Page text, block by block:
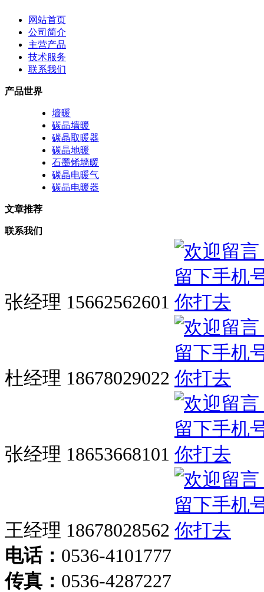
网站首页
公司简介
主营产品
技术服务
联系我们
产品世界
墙暖
碳晶墙暖
碳晶取暖器
碳晶地暖
石墨烯墙暖
碳晶电暖气
碳晶电暖器
文章推荐
联系我们
张经理 15662562601
杜经理 18678029022
张经理 18653668101
王经理 18678028562
电话： 0536-4101777
传真： 0536-4287227